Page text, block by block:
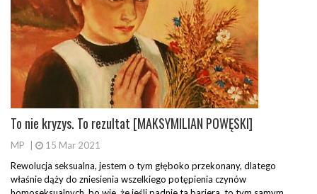
To nie kryzys. To rezultat [MAKSYMILIAN POWĘSKI]
MP
15 Mar 2021
Rewolucja seksualna, jestem o tym głęboko przekonany, dlatego
właśnie dąży do zniesienia wszelkiego potępienia czynów